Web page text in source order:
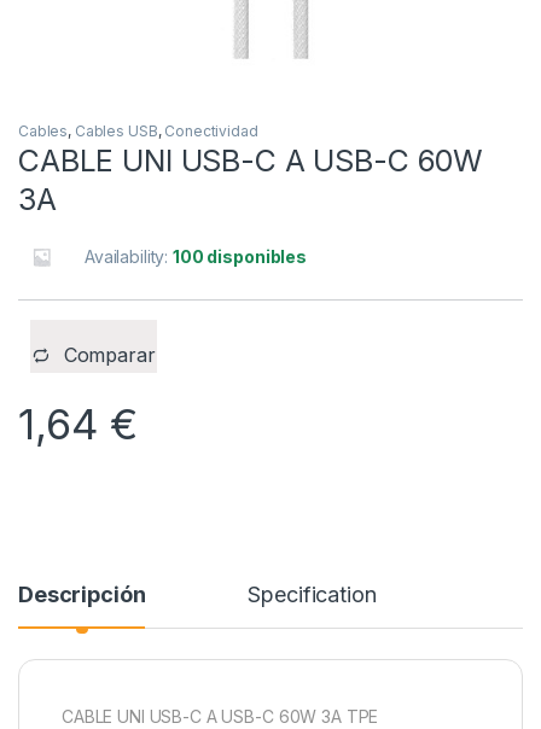
Cables, Cables USB, Conectividad
CABLE UNI USB-C A USB-C 60W
3A
Availability:100 disponibles
Comparar
1,64 €
Descripción Specification
CABLE UNI USB-C A USB-C 60W 3A TPE